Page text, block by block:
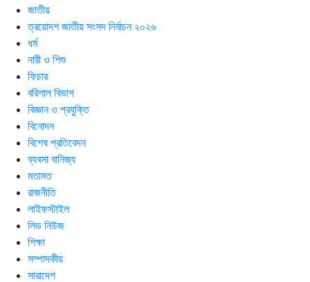
জাতীয়
ত্রয়োদশ জাতীয় সংসদ নির্বাচন ২০২৬
ধর্ম
নারী ও শিশু
ফিচার
বরিশাল বিভাগ
বিজ্ঞান ও প্রযুক্তি
বিনোদন
বিশেষ প্রতিবেদন
ব্যবসা বানিজ্য
মতামত
রাজনীতি
লাইফস্টাইল
লিড নিউজ
শিক্ষা
সম্পাদকীয়
সারাদেশ